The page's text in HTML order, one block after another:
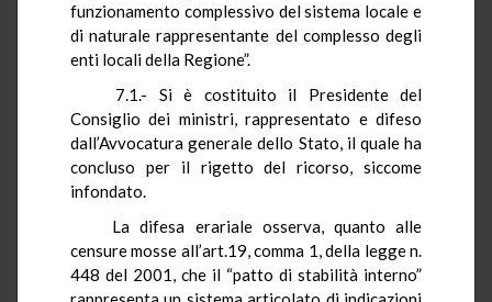
funzionamento complessivo del sistema locale e
di naturale rappresentante del complesso degli
enti locali della Regione”.
7.1.- Si è costituito il Presidente del
Consiglio dei ministri, rappresentato e difeso
dall’Avvocatura generale dello Stato, il quale ha
concluso per il rigetto del ricorso, siccome
infondato.
La difesa erariale osserva, quanto alle
censure mosse all’art.19, comma 1, della legge n.
448 del 2001, che il “patto di stabilità interno”